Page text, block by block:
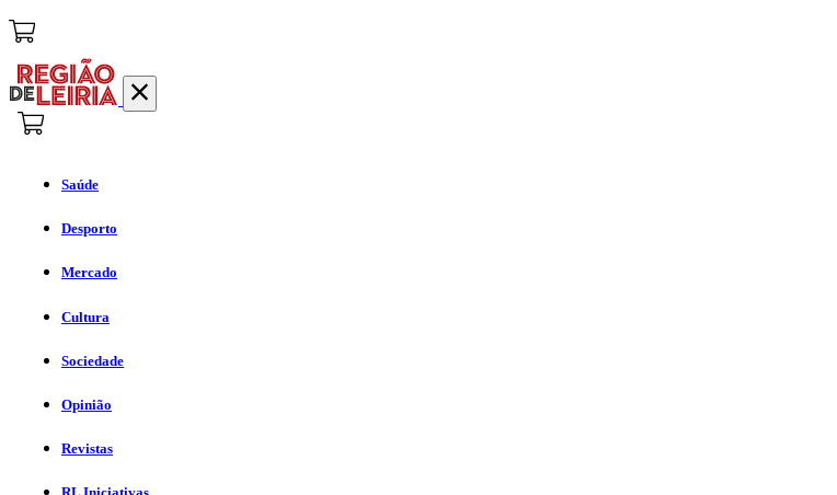
Saúde
Desporto
Mercado
Cultura
Sociedade
Opinião
Revistas